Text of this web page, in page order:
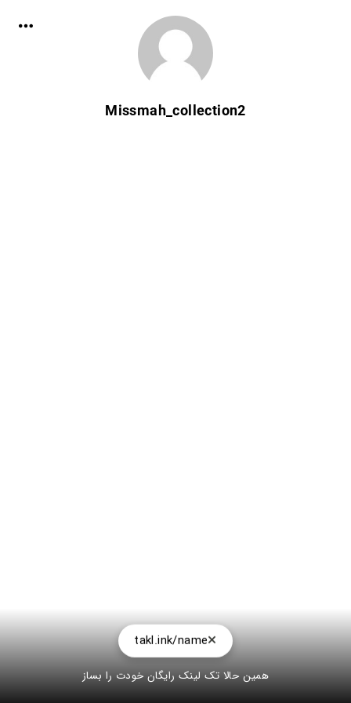
Missmah_collection2
takl.ink/name
همین حالا تک لینک رایگان خودت را بساز